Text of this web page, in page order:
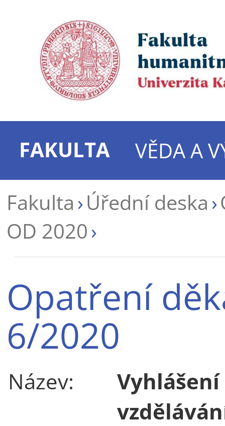
FAKULTA
VĚDA A
Fakulta Úřední deska
OD 2020
Opatření
6/2020
Název: